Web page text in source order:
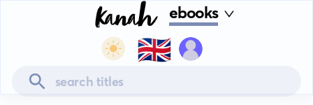
ebooks
🇬🇧